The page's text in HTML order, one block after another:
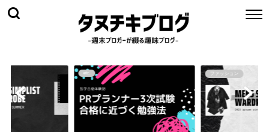
etc. ファッション